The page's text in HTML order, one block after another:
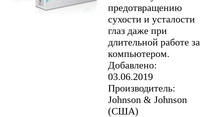
предотвращению
сухости и усталости
глаз даже при
длительной работе за
компьютером.
Добавлено:
03.06.2019
Производитель:
Johnson & Johnson
(США)